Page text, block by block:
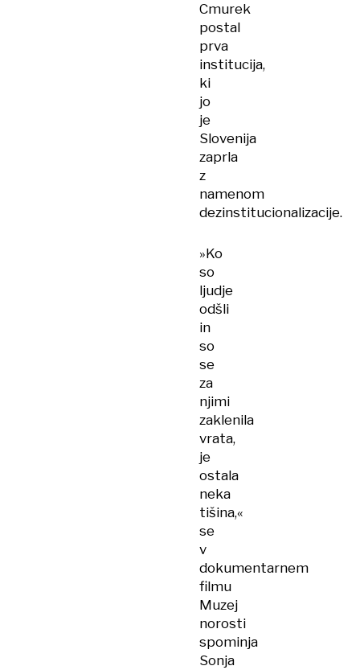
Cmurek
postal
prva
institucija,
ki
jo
je
Slovenija
zaprla
z
namenom
dezinstitucionalizacije.
»Ko
so
ljudje
odšli
in
so
se
za
njimi
zaklenila
vrata,
je
ostala
neka
tišina,«
se
v
dokumentarnem
filmu
Muzej
norosti
spominja
Sonja